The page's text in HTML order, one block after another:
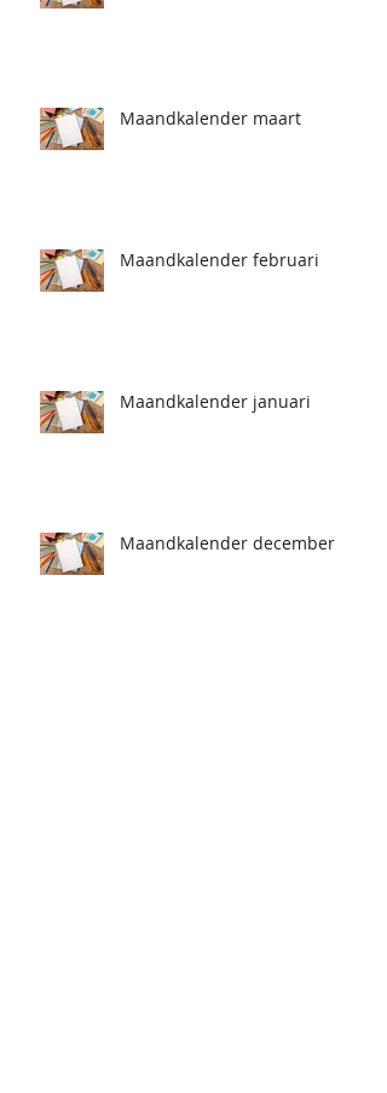
Maandkalender maart
Maandkalender februari
Maandkalender januari
Maandkalender december